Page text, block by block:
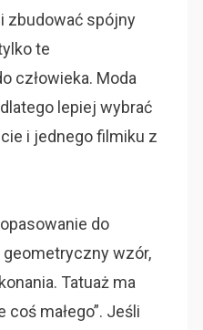
zbudować spójny
te
człowieka. Moda
lepiej wybrać
i jednego filmiku z
do
wzór,
Tatuaż ma
małego”. Jeśli